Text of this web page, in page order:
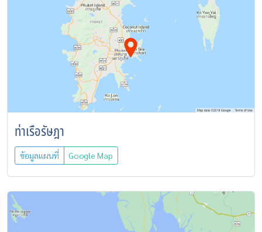
ท่าเรือรัษฎา
ข้อมูลแผนที่ Google Map